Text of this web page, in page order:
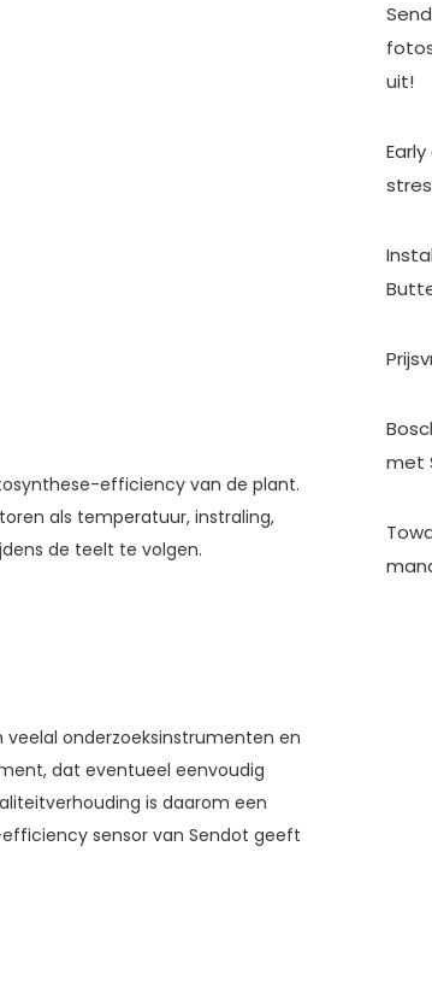
efficiency van de plant.
als temperatuur, instraling,
de teelt te volgen.
onderzoeksinstrumenten en
dat eventueel eenvoudig
is daarom een
sensor van Sendot geeft
uit!
met